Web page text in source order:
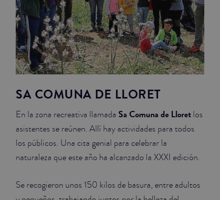
SA COMUNA DE LLORET
En la zona recreativa llamada Sa Comuna de Lloret los
asistentes se reúnen. Allí hay actividades para todos
los públicos. Una cita genial para celebrar la
naturaleza que este año ha alcanzado la XXXI edición.
Se recogieron unos 150 kilos de basura, entre adultos